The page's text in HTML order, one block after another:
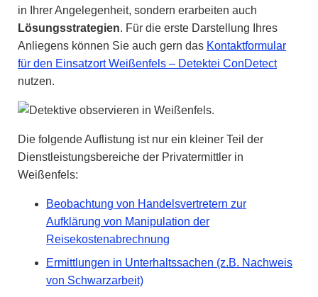
in Ihrer Angelegenheit, sondern erarbeiten auch
Lösungsstrategien. Für die erste Darstellung Ihres
Anliegens können Sie auch gern das Kontaktformular
für den Einsatzort Weißenfels – Detektei ConDetect
nutzen.
Die folgende Auflistung ist nur ein kleiner Teil der
Dienstleistungsbereiche der Privatermittler in
Weißenfels:
Beobachtung von Handelsvertretern zur
Aufklärung von Manipulation der
Reisekostenabrechnung
Ermittlungen in Unterhaltssachen (z.B. Nachweis
von Schwarzarbeit)